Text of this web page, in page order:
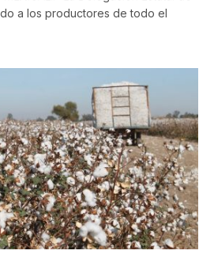
a los productores de todo el